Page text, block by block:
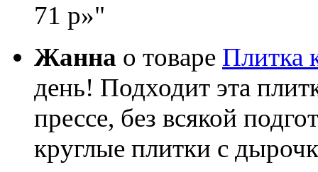
71 р»
Жанна о товаре Плитка
день! Подходит эта
прессе, без всякой
круглые плитки с